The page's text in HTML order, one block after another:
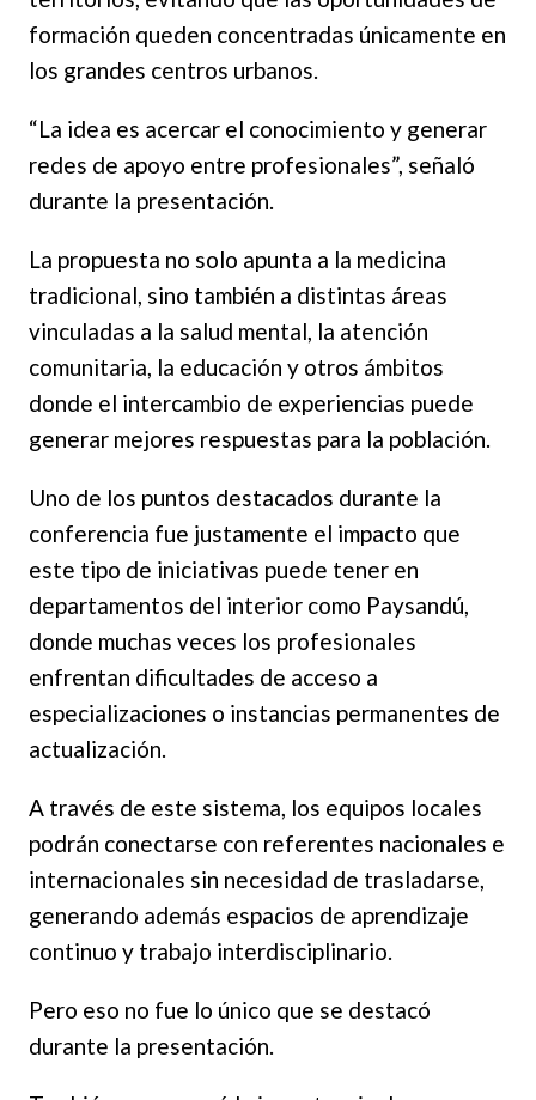
formación queden concentradas únicamente en
los grandes centros urbanos.
“La idea es acercar el conocimiento y generar
redes de apoyo entre profesionales”, señaló
durante la presentación.
La propuesta no solo apunta a la medicina
tradicional, sino también a distintas áreas
vinculadas a la salud mental, la atención
comunitaria, la educación y otros ámbitos
donde el intercambio de experiencias puede
generar mejores respuestas para la población.
Uno de los puntos destacados durante la
conferencia fue justamente el impacto que
este tipo de iniciativas puede tener en
departamentos del interior como Paysandú,
donde muchas veces los profesionales
enfrentan dificultades de acceso a
especializaciones o instancias permanentes de
actualización.
A través de este sistema, los equipos locales
podrán conectarse con referentes nacionales e
internacionales sin necesidad de trasladarse,
generando además espacios de aprendizaje
continuo y trabajo interdisciplinario.
Pero eso no fue lo único que se destacó
durante la presentación.